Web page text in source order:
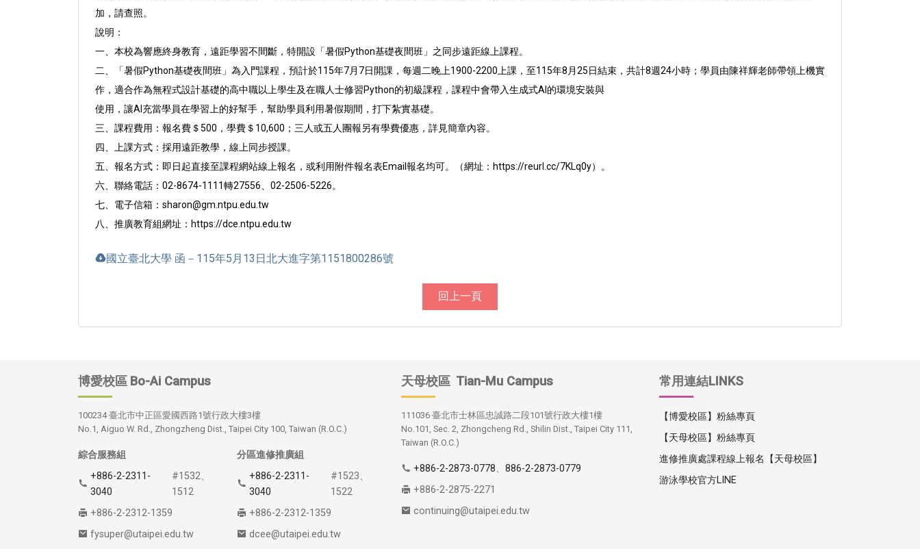
加，請查照。
說明：
一、本校為響應終身教育，遠距學習不間斷，特開設「暑假Python基礎夜間班」之同步遠距線上課程。
二、「暑假Python基礎夜間班」為入門課程，預計於115年7月7日開課，每週二晚上1900-2200上課，至115年8月25日結束，共計8週24小時；學員由陳祥輝老師帶領上機實
作，適合作為無程式設計基礎的高中職以上學生及在職人士修習Python的初級課程，課程中會帶入生成式AI的環境安裝與
使用，讓AI充當學員在學習上的好幫手，幫助學員利用暑假期間，打下紮實基礎。
三、課程費用：報名費＄500，學費＄10,600；三人或五人團報另有學費優惠，詳見簡章內容。
四、上課方式：採用遠距教學，線上同步授課。
五、報名方式：即日起直接至課程網站線上報名，或利用附件報名表Email報名均可。（網址：https://reurl.cc/7KLq0y）。
六、聯絡電話：02-8674-1111轉27556、02-2506-5226。
七、電子信箱：sharon@gm.ntpu.edu.tw
八、推廣教育組網址：https://dce.ntpu.edu.tw
國立臺北大學 函－115年5月13日北大進字第1151800286號
回上一頁
博愛校區 Bo-Ai Campus
100234 臺北市中正區愛國西路1號行政大樓3樓
No.1, Aiguo W. Rd., Zhongzheng Dist., Taipei City 100, Taiwan (R.O.C.)
綜合服務組
+886-2-2311-
3040
#1532、
1512
+886-2-2312-1359
fysuper@utaipei.edu.tw
分區進修推廣組
+886-2-2311-
3040
#1523、
1522
+886-2-2312-1359
dcee@utaipei.edu.tw
天母校區 Tian-Mu Campus
111036 臺北市士林區忠誠路二段101號行政大樓1樓
No.101, Sec. 2, Zhongcheng Rd., Shilin Dist., Taipei City 111,
Taiwan (R.O.C.)
+886-2-2873-0778、 886-2-2873-0779
+886-2-2875-2271
continuing@utaipei.edu.tw
常用連結LINKS
【博愛校區】粉絲專頁
【天母校區】粉絲專頁
進修推廣處課程線上報名【天母校區】
游泳學校官方LINE